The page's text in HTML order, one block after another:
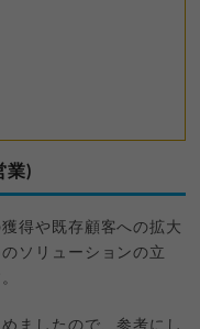
業)
得や既存顧客への拡大
ソリューションの立
ましたので、参考にし